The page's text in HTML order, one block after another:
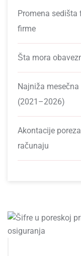
Promena sedišta
firme
Šta mora
Najniža
(2021–2026)
Akontacije
računaju